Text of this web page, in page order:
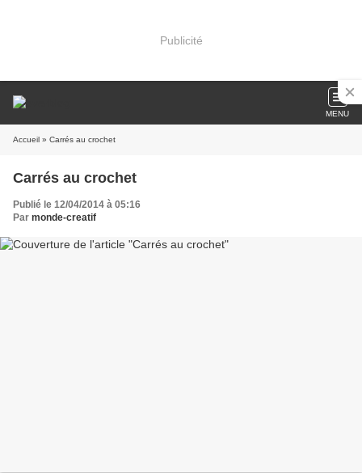
Publicité
MENU
Accueil » Carrés au crochet
Carrés au crochet
Publié le 12/04/2014 à 05:16
Par monde-creatif